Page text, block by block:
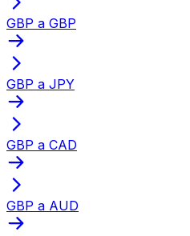
GBP a GBP
GBP a JPY
GBP a CAD
GBP a AUD